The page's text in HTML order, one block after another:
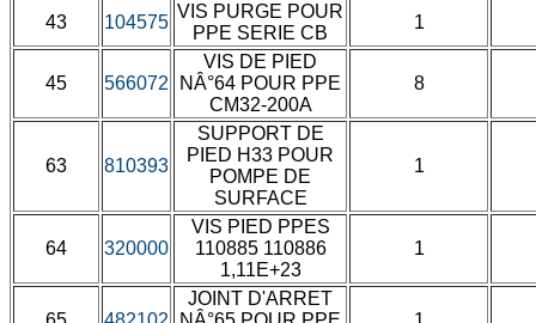
43 104575
VIS PURGE POUR
PPE SERIE CB
1
45 566072
VIS DE PIED
NÂ°64 POUR PPE
CM32-200A
8
63 810393
SUPPORT DE
PIED H33 POUR
POMPE DE
SURFACE
1
64 320000
VIS PIED PPES
110885 110886
1,11E+23
1
JOINT D'ARRET